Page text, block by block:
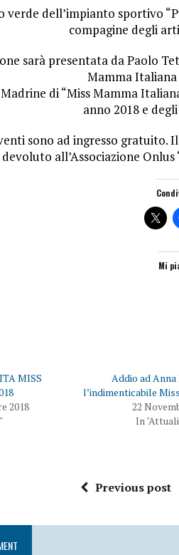
verde dell’impianto sportivo
compagine degli
sarà presentata da Paolo
Mamma Italiana
di “Miss Mamma
anno 2018 e
sono ad ingresso
devoluto all’Associazione
Mi
MISS
2018
Addio ad Anna
l’indimenticabile
22
In
Previous post